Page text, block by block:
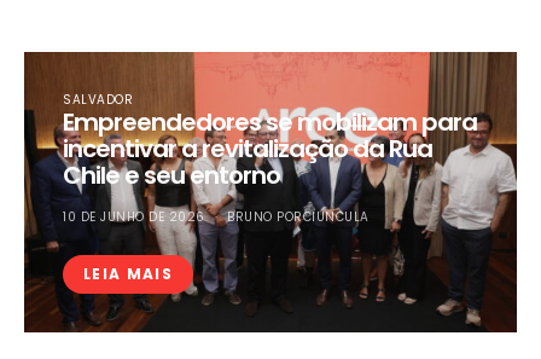
SALVADOR
Empreendedores se mobilizam para
incentivar a revitalização da Rua
Chile e seu entorno
10 DE JUNHO DE 2026 BRUNO PORCIUNCULA
LEIA MAIS